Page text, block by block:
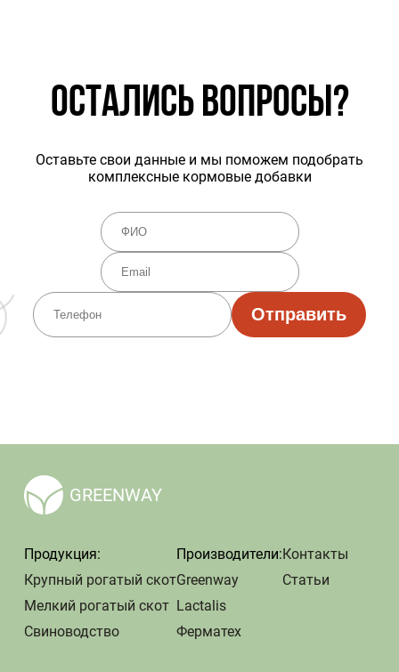
ОСТАЛИСЬ ВОПРОСЫ?
Оставьте свои данные и мы поможем подобрать
комплексные кормовые добавки
Отправить
GREENWAY
Продукция:
Крупный рогатый скот
Мелкий рогатый скот
Свиноводство
Производители:
Greenway
Lactalis
Ферматех
Контакты
Статьи